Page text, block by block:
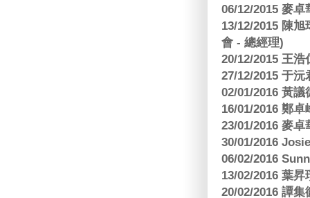
06/12/2015 麥
13/12/2015 陳
會 - 總經理)
20/12/2015 王
27/12/2015 于
02/01/2016 黃
16/01/2016 鄭
23/01/2016 麥
30/01/2016
06/02/2016
13/02/2016 葉
20/02/2016 譚